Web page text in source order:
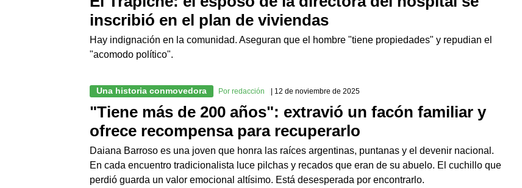
inscribió en el plan de viviendas
Hay indignación en la comunidad. Aseguran que el hombre "tiene propiedades" y repudian el
"acomodo político".
Una historia conmovedora Por redacción | 12 de noviembre de 2025
"Tiene más de 200 años": extravió un facón familiar y
ofrece recompensa para recuperarlo
Daiana Barroso es una joven que honra las raíces argentinas, puntanas y el devenir nacional.
En cada encuentro tradicionalista luce pilchas y recados que eran de su abuelo. El cuchillo que
perdió guarda un valor emocional altísimo. Está desesperada por encontrarlo.